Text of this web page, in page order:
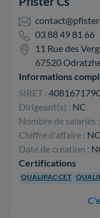
03 88 49 81 66
11 Rue des
67520
Informations
SIRET :
Dirigeant(s) : NC
Nombre de salariés :
Chiffre d'affaire : NC
Date de création :
Certifications
QUALIPAC CET